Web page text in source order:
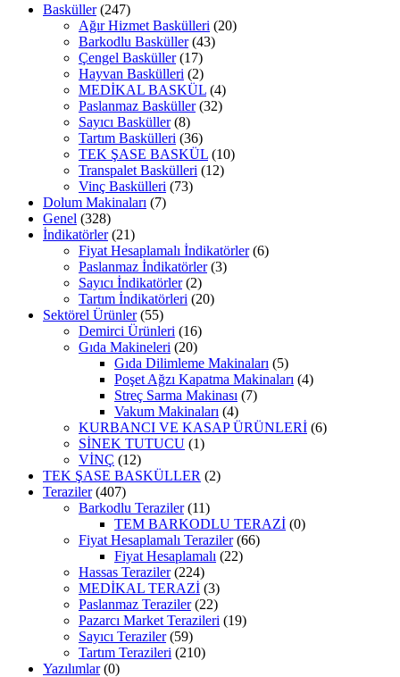
Basküller (247)
Ağır Hizmet Baskülleri (20)
Barkodlu Basküller (43)
Çengel Basküller (17)
Hayvan Baskülleri (2)
MEDİKAL BASKÜL (4)
Paslanmaz Basküller (32)
Sayıcı Basküller (8)
Tartım Baskülleri (36)
TEK ŞASE BASKÜL (10)
Transpalet Baskülleri (12)
Vinç Baskülleri (73)
Dolum Makinaları (7)
Genel (328)
İndikatörler (21)
Fiyat Hesaplamalı İndikatörler (6)
Paslanmaz İndikatörler (3)
Sayıcı İndikatörler (2)
Tartım İndikatörleri (20)
Sektörel Ürünler (55)
Demirci Ürünleri (16)
Gıda Makineleri (20)
Gıda Dilimleme Makinaları (5)
Poşet Ağzı Kapatma Makinaları (4)
Streç Sarma Makinası (7)
Vakum Makinaları (4)
KURBANCI VE KASAP ÜRÜNLERİ (6)
SİNEK TUTUCU (1)
VİNÇ (12)
TEK ŞASE BASKÜLLER (2)
Teraziler (407)
Barkodlu Teraziler (11)
TEM BARKODLU TERAZİ (0)
Fiyat Hesaplamalı Teraziler (66)
Fiyat Hesaplamalı (22)
Hassas Teraziler (224)
MEDİKAL TERAZİ (3)
Paslanmaz Teraziler (22)
Pazarcı Market Terazileri (19)
Sayıcı Teraziler (59)
Tartım Terazileri (210)
Yazılımlar (0)